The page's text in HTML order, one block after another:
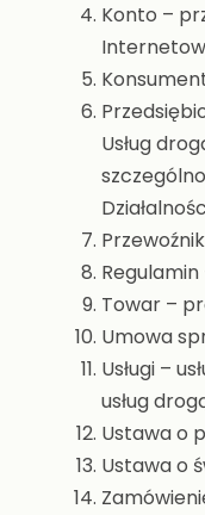
Konto –
Usług
Towar –
Umowa
Usługi –
usług
Ustawa o
Ustawa o